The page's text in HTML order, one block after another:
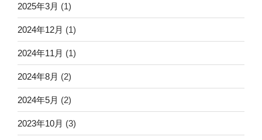
2025年3月 (1)
2024年12月 (1)
2024年11月 (1)
2024年8月 (2)
2024年5月 (2)
2023年10月 (3)